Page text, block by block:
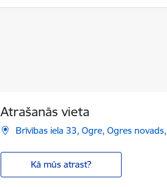
Atrašanās vieta
Brīvības iela 33, Ogre, Ogres
Kā mūs atrast?